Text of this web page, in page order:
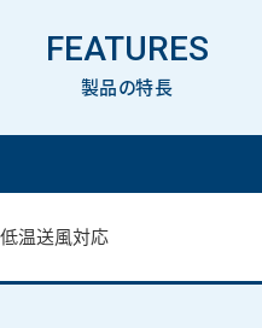
FEATURES
製品の特長
温送風対応